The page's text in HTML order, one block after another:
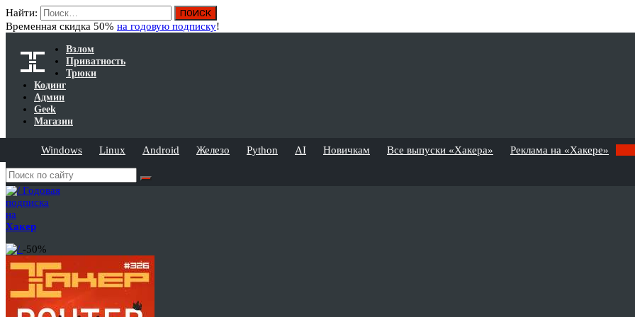
Найти:
Временная скидка 50% на годовую подписку!
Взлом
Приватность
Трюки
Кодинг
Админ
Geek
Магазин
Windows Linux Android Железо Python AI Новичкам Все выпуски «Хакера» Реклама на «Хакере»
Годовая
подписка
на
Хакер
-50%